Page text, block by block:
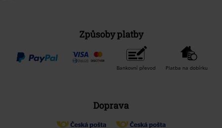
Způsoby platby
Bankovní převod Platba na dobírku
Doprava